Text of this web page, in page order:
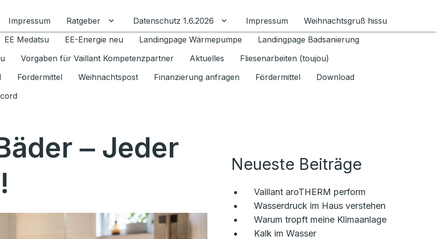
Impressum Ratgeber Untermenü für Ratgeber umschalten
Datenschutz 1.6.2026 Untermenü für Datenschutz 1.6.2026 umschalten
Impressum
Weihnachtsgruß hissu
EE Medatsu EE-Energie neu Landingpage Wärmepumpe
Landingpage Badsanierung
Vorgaben für Vaillant Kompetenzpartner Aktuelles
Fliesenarbeiten (toujou)
Fördermittel Weihnachtspost Finanzierung anfragen Fördermittel
Download
‒ Jeder
Neueste Beiträge
Vaillant aroTHERM perform
Wasserdruck im Haus verstehen
Warum tropft meine Klimaanlage
Kalk im Wasser